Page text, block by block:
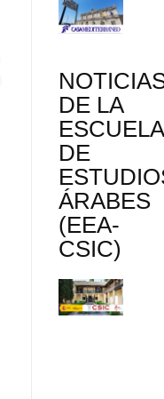
DE LA
ESCUELA
DE
ÁRABES
(EEA-
CSIC)